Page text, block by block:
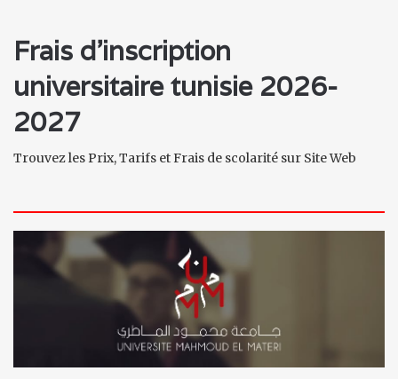
Frais d'inscription
universitaire tunisie 2026-
2027
Trouvez les Prix, Tarifs et Frais de scolarité sur Site Web